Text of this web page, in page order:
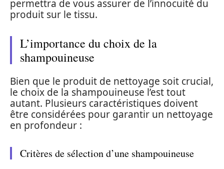
permettra de vous assurer de l’innocuité du
produit sur le tissu.
L’importance du choix de la
shampouineuse
Bien que le produit de nettoyage soit crucial,
le choix de la shampouineuse l’est tout
autant. Plusieurs caractéristiques doivent
être considérées pour garantir un nettoyage
en profondeur :
Critères de sélection d’une shampouineuse